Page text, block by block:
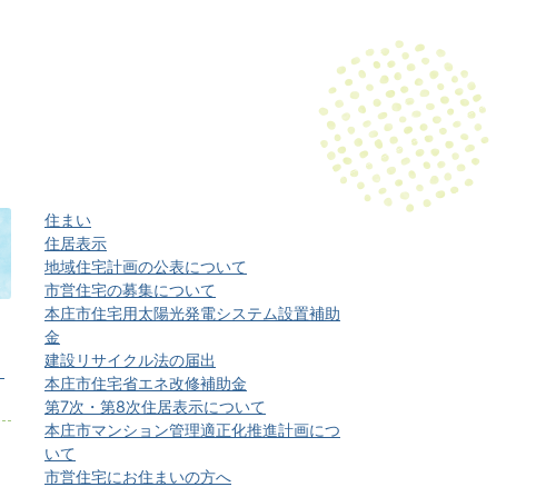
住まい
住居表示
地域住宅計画の公表について
市営住宅の募集について
本庄市住宅用太陽光発電システム設置補助
金
建設リサイクル法の届出
本庄市住宅省エネ改修補助金
第7次・第8次住居表示について
本庄市マンション管理適正化推進計画につ
いて
市営住宅にお住まいの方へ